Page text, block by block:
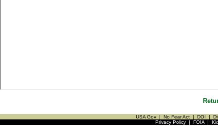
USA Gov | No Fear Act | DOI |
Privacy Policy| FOIA|